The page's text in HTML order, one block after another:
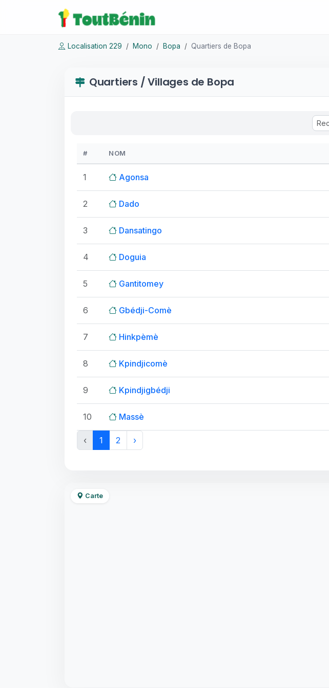
Localisation 229 Mono Bopa Quartiers de Bopa
Quartiers / Villages de Bopa
# NOM
1 Agonsa
2 Dado
3 Dansatingo
4 Doguia
5 Gantitomey
6 Gbédji-Comè
7 Hinkpèmè
8 Kpindjicomè
9 Kpindjigbédji
10 Massè
‹ 1 2 ›
Carte